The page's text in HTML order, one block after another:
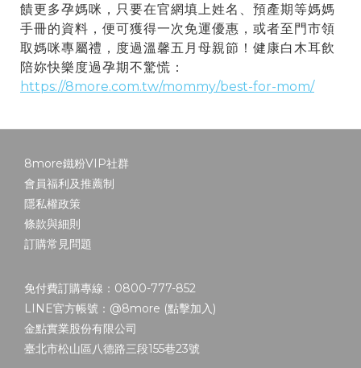
饋更多孕媽咪，只要在官網填上姓名、預產期等媽媽
手冊的資料，便可獲得一次免運優惠，或者至門市領
取媽咪專屬禮，度過溫馨五月母親節！健康白木耳飲
陪妳快樂度過孕期不驚慌：
https://8more.com.tw/mommy/best-for-mom/
8more鐵粉VIP社群
會員福利及推薦制
隱私權政策
條款與細則
訂購常見問題
免付費訂購專線：0800-777-852
LINE官方帳號：@8more (點擊加入)
金點實業股份有限公司
臺北市松山區八德路三段155巷23號